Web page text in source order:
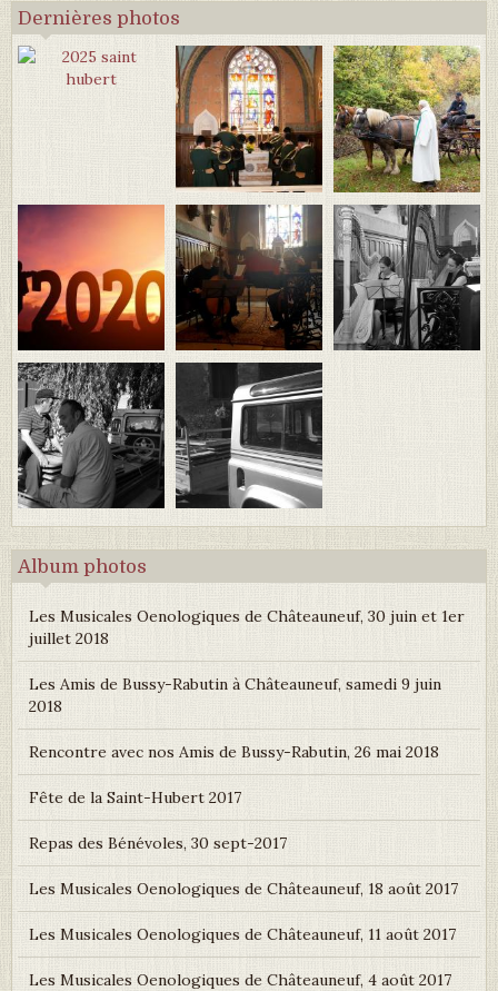
Dernières photos
Album photos
Les Musicales Oenologiques de Châteauneuf, 30 juin et 1er
juillet 2018
Les Amis de Bussy-Rabutin à Châteauneuf, samedi 9 juin
2018
Rencontre avec nos Amis de Bussy-Rabutin, 26 mai 2018
Fête de la Saint-Hubert 2017
Repas des Bénévoles, 30 sept-2017
Les Musicales Oenologiques de Châteauneuf, 18 août 2017
Les Musicales Oenologiques de Châteauneuf, 11 août 2017
Les Musicales Oenologiques de Châteauneuf, 4 août 2017